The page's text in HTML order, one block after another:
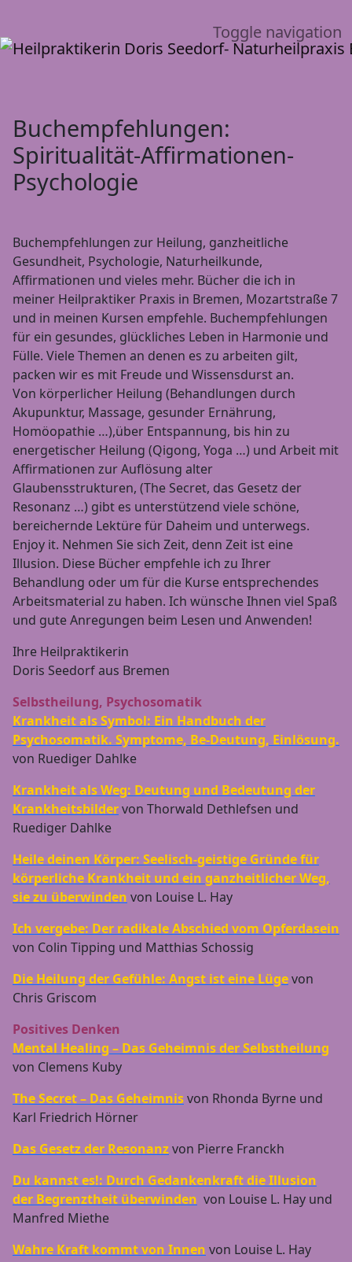
Toggle navigation
Buchempfehlungen:
Spiritualität-Affirmationen-
Psychologie
Buchempfehlungen zur Heilung, ganzheitliche
Gesundheit, Psychologie, Naturheilkunde,
Affirmationen und vieles mehr. Bücher die ich in
meiner Heilpraktiker Praxis in Bremen, Mozartstraße 7
und in meinen Kursen empfehle. Buchempfehlungen
für ein gesundes, glückliches Leben in Harmonie und
Fülle. Viele Themen an denen es zu arbeiten gilt,
packen wir es mit Freude und Wissensdurst an.
Von körperlicher Heilung (Behandlungen durch
Akupunktur, Massage, gesunder Ernährung,
Homöopathie …),über Entspannung, bis hin zu
energetischer Heilung (Qigong, Yoga …) und Arbeit mit
Affirmationen zur Auflösung alter
Glaubensstrukturen, (The Secret, das Gesetz der
Resonanz …) gibt es unterstützend viele schöne,
bereichernde Lektüre für Daheim und unterwegs.
Enjoy it. Nehmen Sie sich Zeit, denn Zeit ist eine
Illusion. Diese Bücher empfehle ich zu Ihrer
Behandlung oder um für die Kurse entsprechendes
Arbeitsmaterial zu haben. Ich wünsche Ihnen viel Spaß
und gute Anregungen beim Lesen und Anwenden!
Ihre Heilpraktikerin
Doris Seedorf aus Bremen
Selbstheilung, Psychosomatik
Krankheit als Symbol: Ein Handbuch der
Psychosomatik. Symptome, Be-Deutung, Einlösung.
von Ruediger Dahlke
Krankheit als Weg: Deutung und Bedeutung der
Krankheitsbildervon Thorwald Dethlefsen und
Ruediger Dahlke
Heile deinen Körper: Seelisch-geistige Gründe für
körperliche Krankheit und ein ganzheitlicher Weg,
sie zu überwinden von Louise L. Hay
Ich vergebe: Der radikale Abschied vom Opferdasein
von Colin Tipping und Matthias Schossig
Die Heilung der Gefühle: Angst ist eine Lügevon
Chris Griscom
Positives Denken
Mental Healing – Das Geheimnis der Selbstheilung
von Clemens Kuby
The Secret – Das Geheimnisvon Rhonda Byrne und
Karl Friedrich Hörner
Das Gesetz der Resonanzvon Pierre Franckh
Du kannst es!: Durch Gedankenkraft die Illusion
der Begrenztheit überwinden von Louise L. Hay und
Manfred Miethe
Wahre Kraft kommt von Innen von Louise L. Hay